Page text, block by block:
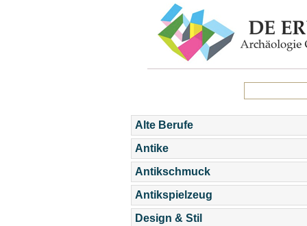
Alte Berufe
Antike
Antikschmuck
Antikspielzeug
Design & Stil